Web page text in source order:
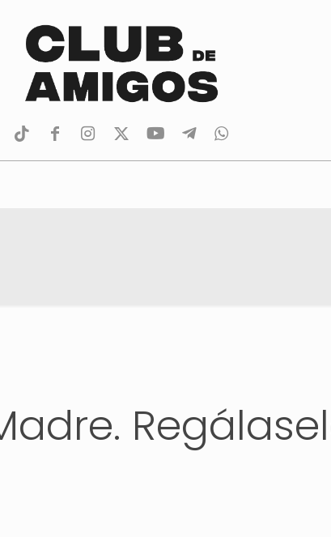
tiktokfacebookinstagram
TwitterYoutubeTelegramwhatsapp